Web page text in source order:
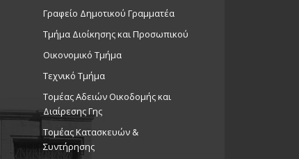
Γραφείο Δημοτικού Γραμματέα
Τμήμα Διοίκησης και Προσωπικού
Οικονομικό Τμήμα
Τεχνικό Τμήμα
Τομέας Αδειών Οικοδομής και
Διαίρεσης Γης
Τομέας Κατασκευών &
Συντήρησης